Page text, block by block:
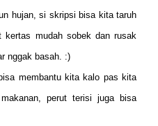
hujan, si skripsi bisa kita taruh
kertas mudah sobek dan rusak
nggak basah. :)
membantu kita kalo pas kita
perut terisi juga bisa